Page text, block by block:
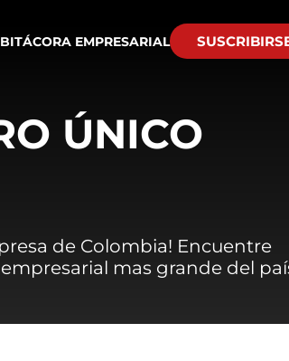
BITÁCORA EMPRESARIAL
ÚNICO
de Colombia! Encuentre
mas grande del